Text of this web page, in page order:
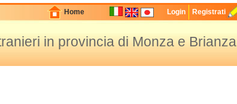
Home Login Registrati
in provincia di Monza e Brianza